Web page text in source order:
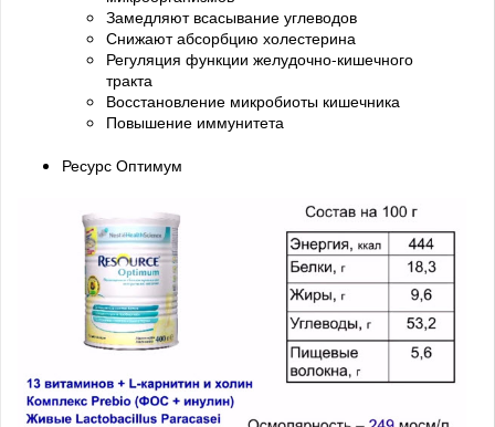
Замедляют всасывание углеводов
Снижают абсорбцию холестерина
Регуляция функции желудочно-кишечного
тракта
Восстановление микробиоты кишечника
Повышение иммунитета
Ресурс Оптимум